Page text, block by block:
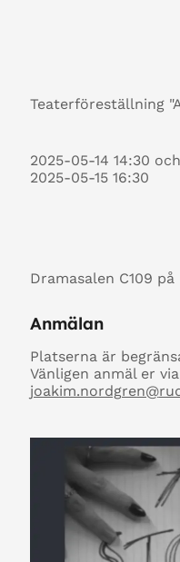
Anmälan
Platserna är
Vänligen anmäl er
joakim.nordgren@
Teaterföreställning
2025-05-14 14:30
2025-05-15 16:30
Dramasalen C109 på